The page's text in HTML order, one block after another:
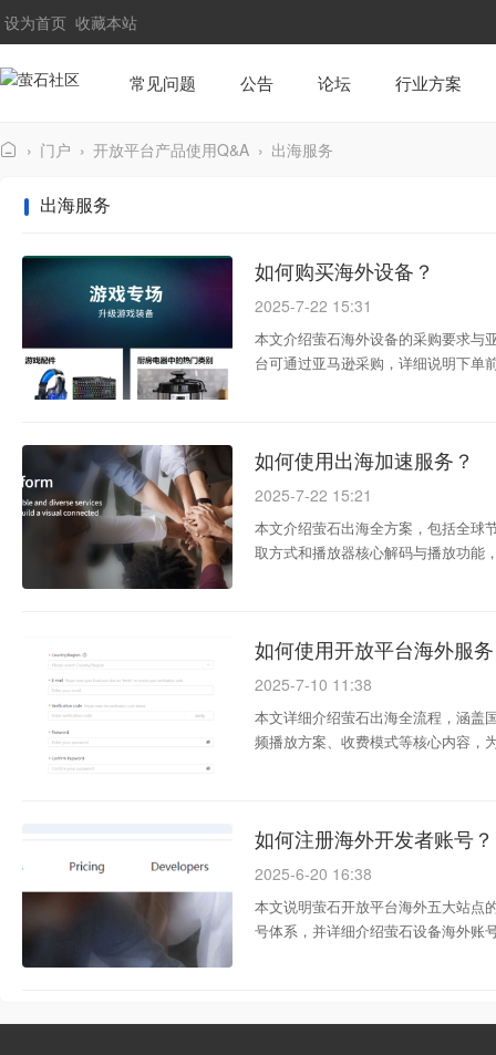
设为首页 收藏本站
常见问题 公告 论坛 行业方案
› 门户 › 开放平台产品使用Q&A › 出海服务
出海服务
如何购买海外设备？
2025-7-22 15:31
本文介绍萤石海外设备的采购要求与
台可通过亚马逊采购，详细说明下
如何使用出海加速服务？
2025-7-22 15:21
本文介绍萤石出海全方案，包括全球
取方式和播放器核心解码与播放功能
如何使用开放平台海外服
2025-7-10 11:38
本文详细介绍萤石出海全流程，涵盖
频播放方案、收费模式等核心内容，
如何注册海外开发者账号？
2025-6-20 16:38
本文说明萤石开放平台海外五大站点
号体系，并详细介绍萤石设备海外账